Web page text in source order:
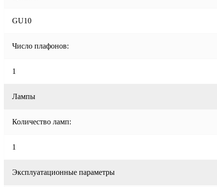
GU10
Число плафонов:
1
Лампы
Количество ламп:
1
Эксплуатационные параметры